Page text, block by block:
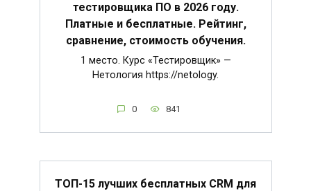
тестировщика ПО в 2026 году.
Платные и бесплатные. Рейтинг,
сравнение, стоимость обучения.
1 место. Курс «Тестировщик» —
Нетология https://netology.
0 841
ТОП-15 лучших бесплатных CRM для